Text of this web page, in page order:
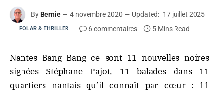
By Bernie 4 novembre 2020 Updated: 17 juillet 2025
POLAR & THRILLER 6 commentaires 5 Mins Read
Nantes Bang Bang ce sont 11 nouvelles noires
signées Stéphane Pajot, 11 balades dans 11
quartiers nantais qu’il connaît par cœur : 11